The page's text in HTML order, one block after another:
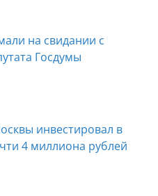
на свидании с
Госдумы
инвестировал в
4 миллиона рублей